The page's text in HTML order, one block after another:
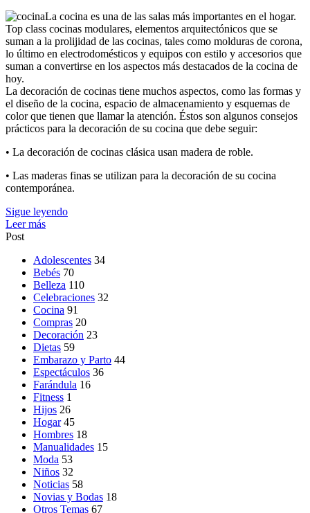
La cocina es una de las salas más importantes en el hogar.
Top class cocinas modulares, elementos arquitectónicos que se
suman a la prolijidad de las cocinas, tales como molduras de corona,
lo último en electrodomésticos y equipos con estilo y accesorios que
suman a convertirse en los aspectos más destacados de la cocina de
hoy.
La decoración de cocinas tiene muchos aspectos, como las formas y
el diseño de la cocina, espacio de almacenamiento y esquemas de
color que tienen que llamar la atención. Éstos son algunos consejos
prácticos para la decoración de su cocina que debe seguir:
• La decoración de cocinas clásica usan madera de roble.
• Las maderas finas se utilizan para la decoración de su cocina
contemporánea.
Sigue leyendo
Leer más
Post
Adolescentes 34
Bebés 70
Belleza 110
Celebraciones 32
Cocina 91
Compras 20
Decoración 23
Dietas 59
Embarazo y Parto 44
Espectáculos 36
Farándula 16
Fitness 1
Hijos 26
Hogar 45
Hombres 18
Manualidades 15
Moda 53
Niños 32
Noticias 58
Novias y Bodas 18
Otros Temas 67